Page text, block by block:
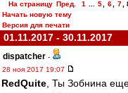
На страницу Пред. 1 5 6 7
Начать новую тему
Версия для печати
01.11.2017 - 30.11.2017
dispatcher -
28 ноя 2017 19:07
RedQuite , Ты Зобнина